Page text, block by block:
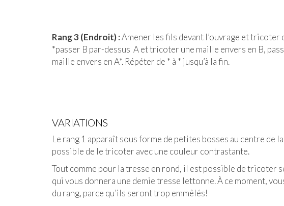
Rang 3 (Endroit) :Amener les fils devant l’ouvrage et tricoter
*passer B par-dessus A et tricoter une maille envers en B,
maille envers en A*. Répéter de * à * jusqu’à la fin.
VARIATIONS
Le rang 1 apparaît sous forme de petites bosses au centre de
possible de le tricoter avec une couleur contrastante.
Tout comme pour la tresse en rond, il est possible de tricoter
qui vous donnera une demie tresse lettonne. À ce moment,
du rang, parce qu’ils seront trop emmêlés!